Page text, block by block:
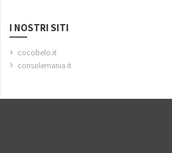
I NOSTRI SITI
cocobelo.it
consolemania.it